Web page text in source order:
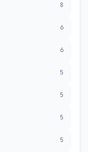
8
6
6
5
5
5
5